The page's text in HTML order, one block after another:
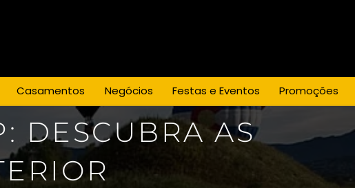
Casamentos Negócios Festas e Eventos Promoções
DESCUBRA AS